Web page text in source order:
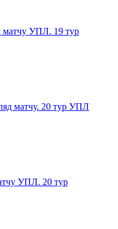
матчу УПЛ. 19 тур
матчу. 20 тур УПЛ
УПЛ. 20 тур